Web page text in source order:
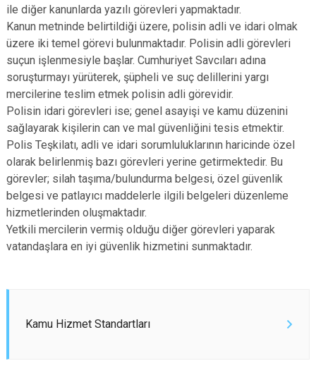
ile diğer kanunlarda yazılı görevleri yapmaktadır.
Kanun metninde belirtildiği üzere, polisin adli ve idari olmak
üzere iki temel görevi bulunmaktadır. Polisin adli görevleri
suçun işlenmesiyle başlar. Cumhuriyet Savcıları adına
soruşturmayı yürüterek, şüpheli ve suç delillerini yargı
mercilerine teslim etmek polisin adli görevidir.
Polisin idari görevleri ise; genel asayişi ve kamu düzenini
sağlayarak kişilerin can ve mal güvenliğini tesis etmektir.
Polis Teşkilatı, adli ve idari sorumluluklarının haricinde özel
olarak belirlenmiş bazı görevleri yerine getirmektedir. Bu
görevler; silah taşıma/bulundurma belgesi, özel güvenlik
belgesi ve patlayıcı maddelerle ilgili belgeleri düzenleme
hizmetlerinden oluşmaktadır.
Yetkili mercilerin vermiş olduğu diğer görevleri yaparak
vatandaşlara en iyi güvenlik hizmetini sunmaktadır.
Kamu Hizmet Standartları